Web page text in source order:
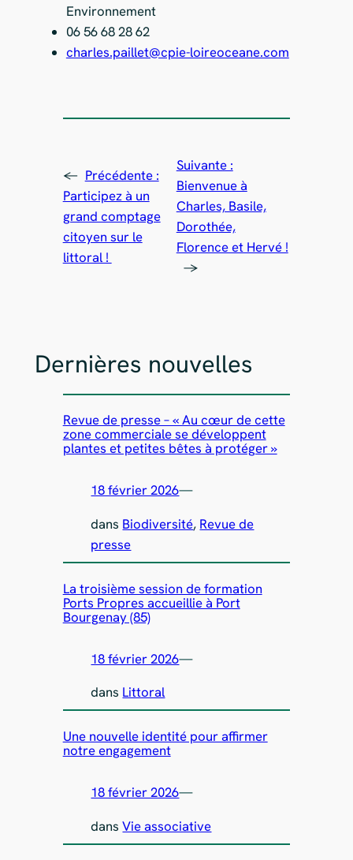
Environnement
06 56 68 28 62
charles.paillet@cpie-loireoceane.com
← Précédente :
Participez à un
grand comptage
citoyen sur le
littoral !
Suivante :
Bienvenue à
Charles, Basile,
Dorothée,
Florence et Hervé !
→
Dernières nouvelles
Revue de presse – « Au cœur de cette
zone commerciale se développent
plantes et petites bêtes à protéger »
18 février 2026—
dans Biodiversité, Revue de
presse
La troisième session de formation
Ports Propres accueillie à Port
Bourgenay (85)
18 février 2026—
dans Littoral
Une nouvelle identité pour affirmer
notre engagement
18 février 2026—
dansVie associative